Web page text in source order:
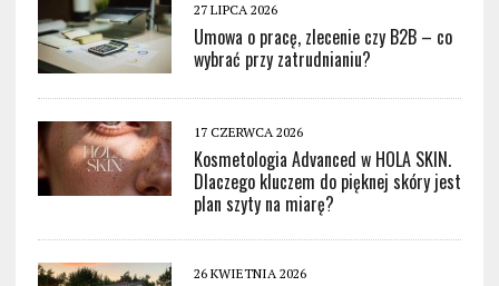
27 LIPCA 2026
Umowa o pracę, zlecenie czy B2B – co
wybrać przy zatrudnianiu?
17 CZERWCA 2026
Kosmetologia Advanced w HOLA SKIN.
Dlaczego kluczem do pięknej skóry jest
plan szyty na miarę?
26 KWIETNIA 2026